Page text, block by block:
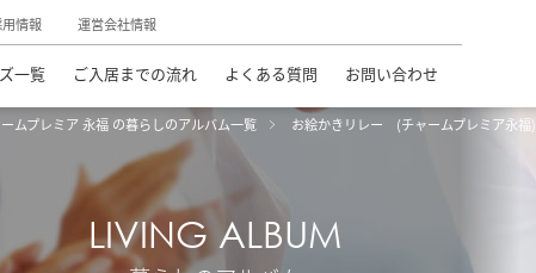
情報 運営会社情報
一覧 ご入居までの流れ よくある質問 お問い合わせ
ムプレミア 永福 の暮らしのアルバム一覧 お絵かきリレー (チャームプレミア永福)
LIVING ALBUM